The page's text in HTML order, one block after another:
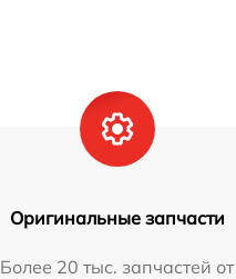
Оригинальные запчасти
Более 20 тыс. запчастей от